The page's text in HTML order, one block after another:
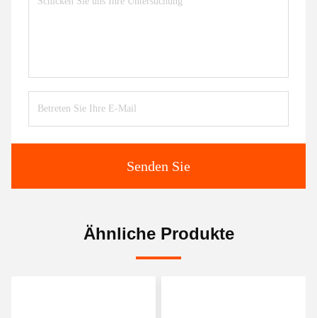
Senden Sie
Ähnliche Produkte